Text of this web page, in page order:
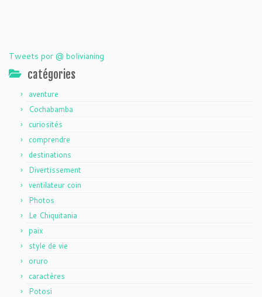
Tweets por @ bolivianing
catégories
aventure
Cochabamba
curiosités
comprendre
destinations
Divertissement
ventilateur coin
Photos
Le Chiquitania
paix
style de vie
oruro
caractères
Potosi